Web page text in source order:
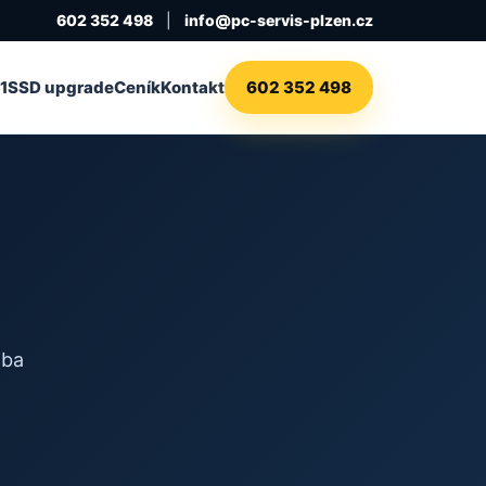
602 352 498 info@pc-servis-plzen.cz
SSD upgradeCeníkKontakt 602 352 498